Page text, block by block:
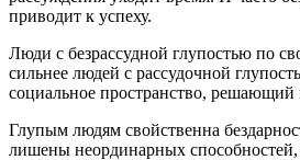
приводит к успеху.
Люди с безрассудной глупостью по
сильнее людей с рассудочной
социальное пространство, решающий
Глупым людям свойственна
лишены неординарных способностей,